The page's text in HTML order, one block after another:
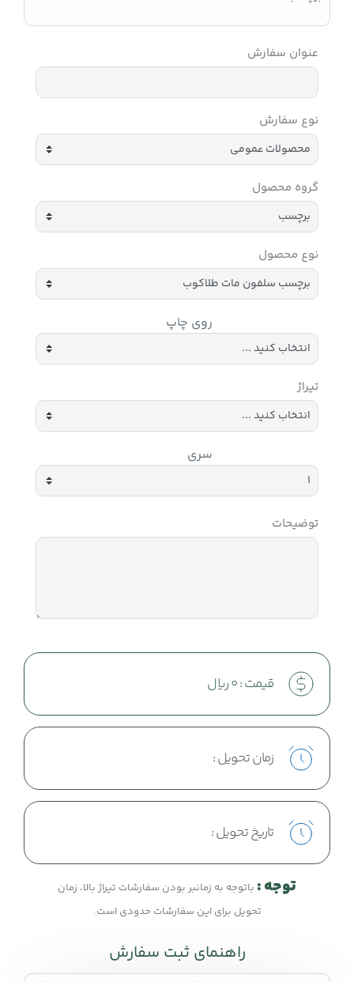
عنوان سفارش
نوع سفارش
گروه محصول
نوع محصول
روی چاپ
تیراژ
سری
توضیحات
قیمت :0ریال
زمان تحویل :
تاریخ تحویل :
توجه : باتوجه به زمانبر بودن سفارشات تیراژ بالا، زمان
تحویل برای این سفارشات حدودی است.
راهنمای ثبت سفارش